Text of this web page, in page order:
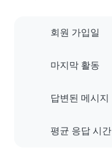
회원 가입일
마지막 활동
답변된 메시지
평균 응답 시간